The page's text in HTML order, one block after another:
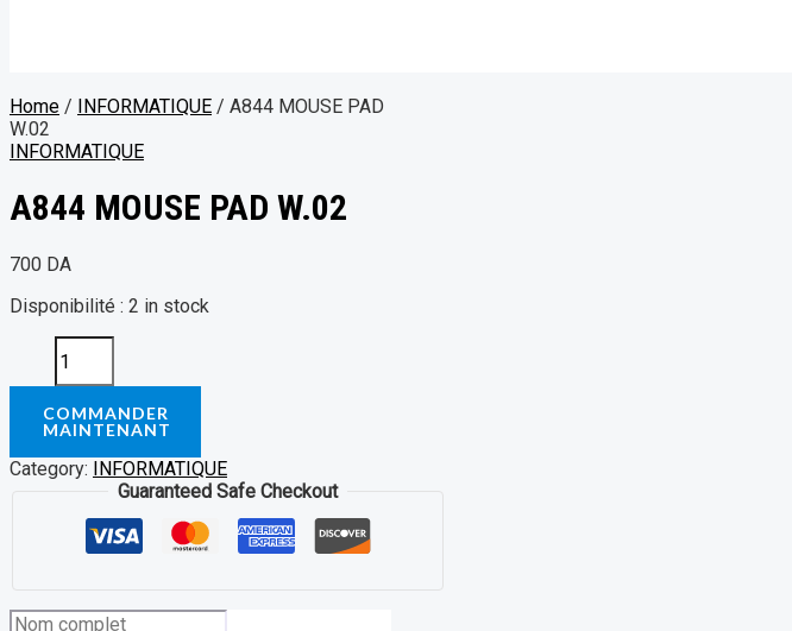
Home / INFORMATIQUE / A844 MOUSE PAD
W.02
INFORMATIQUE
A844 MOUSE PAD W.02
700 DA
Disponibilité : 2 in stock
COMMANDER
MAINTENANT
Category:
INFORMATIQUE
Guaranteed Safe Checkout